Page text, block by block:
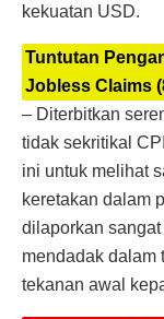
kekuatan USD.
Tuntutan
Jobless Claims
– Diterbitkan
tidak sekritikal
ini untuk melihat
keretakan dalam
dilaporkan
mendadak dalam
tekanan awal